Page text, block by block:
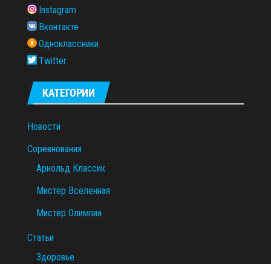
Instagram
Вконтакте
Одноклассники
Twitter
КАТЕГОРИИ
Новости
Соревнования
Арнольд Классик
Мистер Вселенная
Мистер Олимпия
Статьи
Здоровье